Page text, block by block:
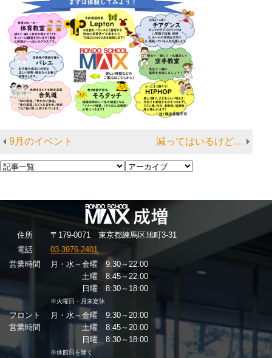
9月のイベント 減ってはいるけど…
住所
〒179-0071 東京都練馬区旭町3-31
電話
03-3976-2401
営業時間
月・水～金曜 9:30～22:00
土曜 8:45～22:00
日曜 8:30～18:00
※火曜日・月末定休
フロント
営業時間
月・水～金曜 9:30～20:00
土曜 8:45～20:00
日曜 8:30～18:00
※休館日を除く